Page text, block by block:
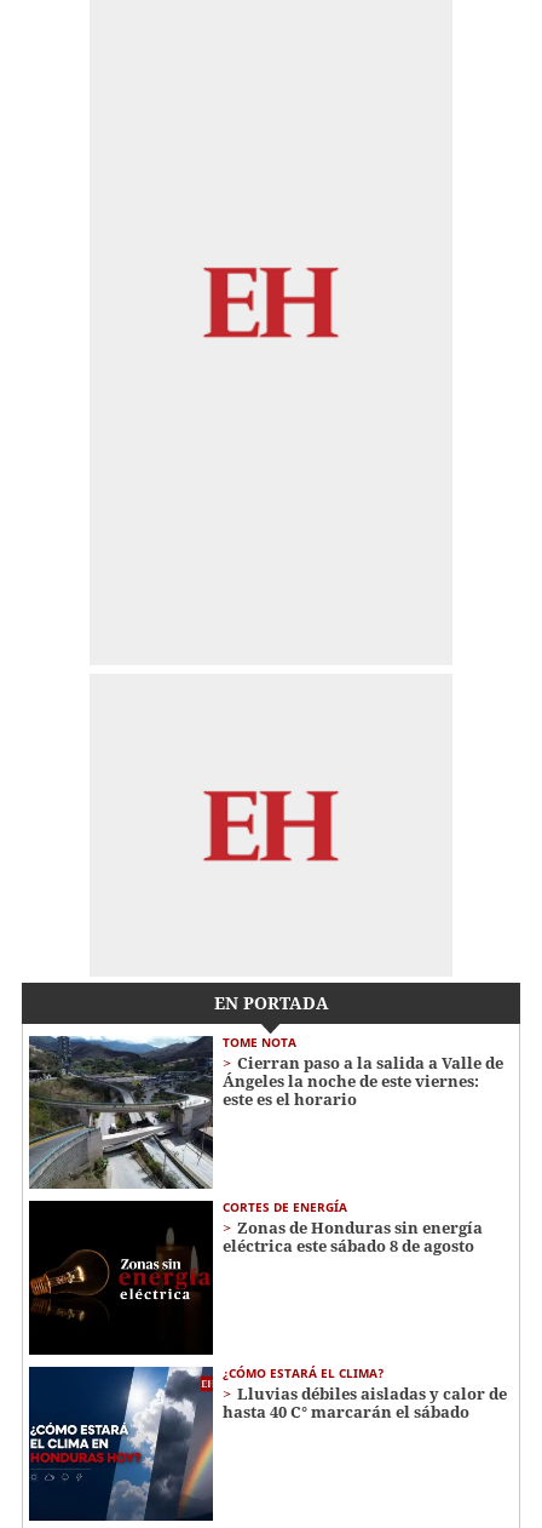
EN PORTADA
TOME NOTA
Cierran paso a la salida a Valle de
Ángeles la noche de este viernes:
este es el horario
CORTES DE ENERGÍA
Zonas de Honduras sin energía
eléctrica este sábado 8 de agosto
¿CÓMO ESTARÁ EL CLIMA?
Lluvias débiles aisladas y calor de
hasta 40 C° marcarán el sábado